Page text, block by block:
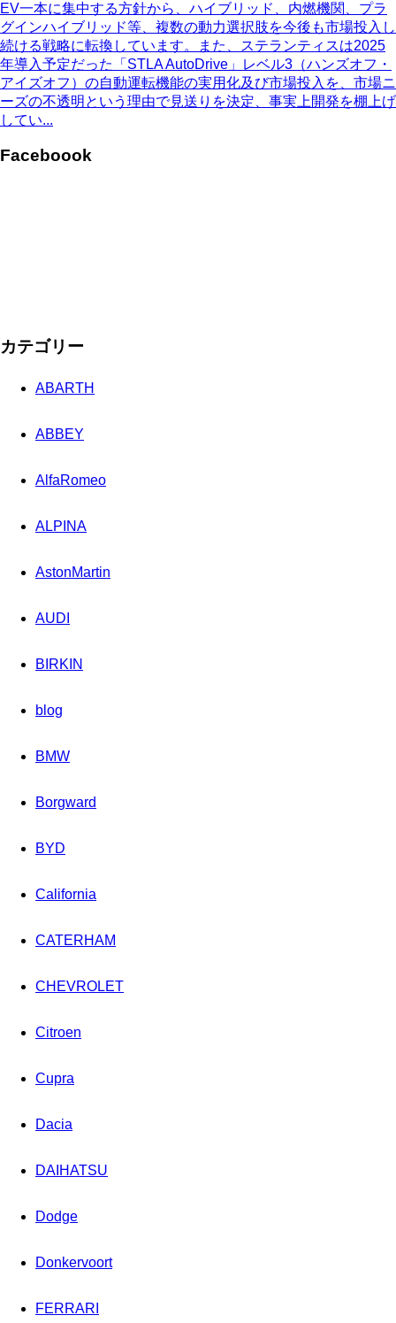
EV一本に集中する方針から、ハイブリッド、内燃機関、プラ
グインハイブリッド等、複数の動力選択肢を今後も市場投入し
続ける戦略に転換しています。また、ステランティスは2025
年導入予定だった「STLA AutoDrive」レベル3（ハンズオフ・
アイズオフ）の自動運転機能の実用化及び市場投入を、市場ニ
ーズの不透明という理由で見送りを決定、事実上開発を棚上げ
してい...
Faceboook
カテゴリー
ABARTH
ABBEY
AlfaRomeo
ALPINA
AstonMartin
AUDI
BIRKIN
blog
BMW
Borgward
BYD
California
CATERHAM
CHEVROLET
Citroen
Cupra
Dacia
DAIHATSU
Dodge
Donkervoort
FERRARI